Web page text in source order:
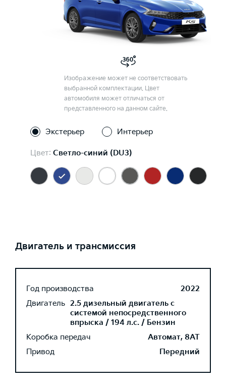
Изображение может не соответствовать
выбранной комплектации. Цвет
автомобиля может отличаться от
представленного на данном сайте.
Экстерьер Интерьер
Цвет: Светло-синий (DU3)
Двигатель и трансмиссия
Год производства
2022
Двигатель 2.5 дизельный двигатель с
системой непосредственного
впрыска / 194 л.с. / Бензин
Коробка передач
Автомат, 8AT
Привод
Передний